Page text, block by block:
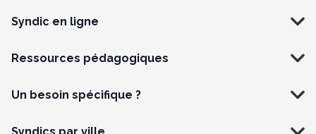
Syndic en ligne
Ressources pédagogiques
Un besoin spécifique ?